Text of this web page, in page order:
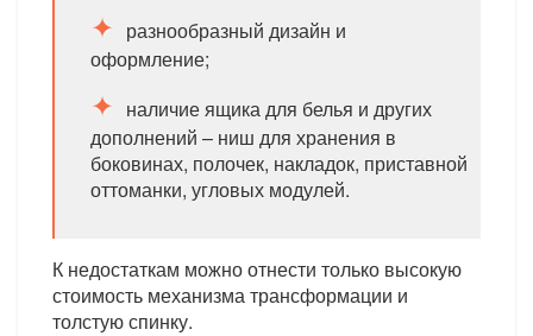
разнообразный дизайн и
оформление;
наличие ящика для белья и других
дополнений – ниш для хранения в
боковинах, полочек, накладок, приставной
оттоманки, угловых модулей.
К недостаткам можно отнести только высокую
стоимость механизма трансформации и
толстую спинку.